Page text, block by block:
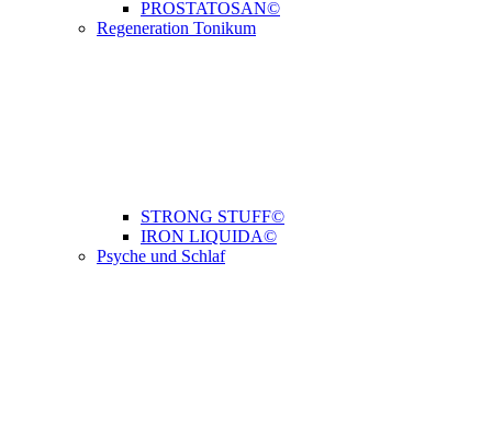
PROSTATOSAN©
Regeneration Tonikum
STRONG STUFF©
IRON LIQUIDA©
Psyche und Schlaf